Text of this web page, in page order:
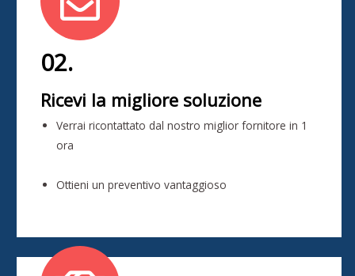
02.
Ricevi la migliore soluzione
Verrai ricontattato dal nostro miglior fornitore in 1
ora
Ottieni un preventivo vantaggioso